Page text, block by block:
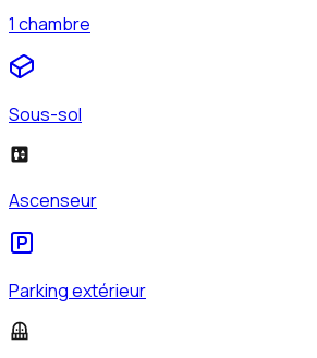
1 chambre
Sous-sol
Ascenseur
Parking extérieur